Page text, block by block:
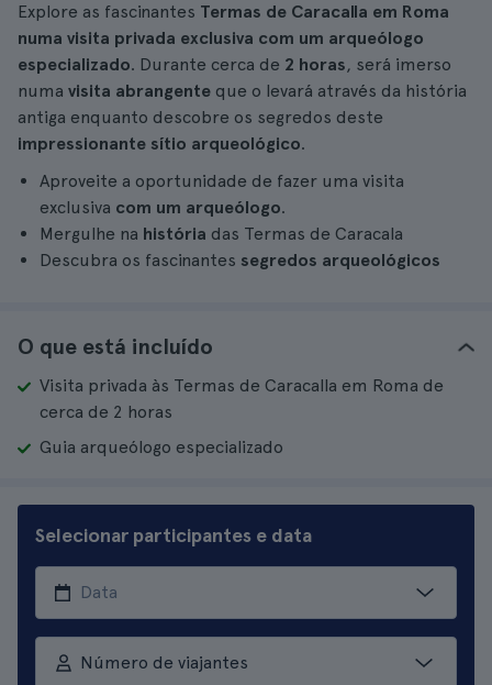
Explore as fascinantes Termas de Caracalla em Roma
numa visita privada exclusiva com um arqueólogo
especializado. Durante cerca de 2 horas, será imerso
numa visita abrangente que o levará através da história
antiga enquanto descobre os segredos deste
impressionante sítio arqueológico.
Aproveite a oportunidade de fazer uma visita
exclusiva com um arqueólogo.
Mergulhe na história das Termas de Caracala
Descubra os fascinantes segredos arqueológicos
O que está incluído
Visita privada às Termas de Caracalla em Roma de
cerca de 2 horas
Guia arqueólogo especializado
Selecionar participantes e data
Número de viajantes